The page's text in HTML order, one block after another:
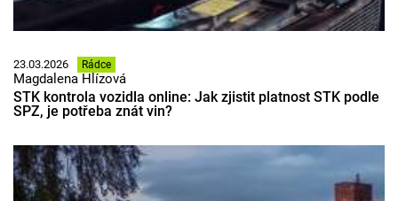
23.03.2026 Rádce
Magdalena Hlízová
STK kontrola vozidla online: Jak zjistit platnost STK podle
SPZ, je potřeba znát vin?